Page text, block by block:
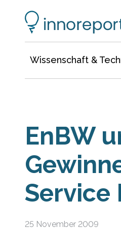
Wissenschaft &
EnBW
Service
25 November 2009